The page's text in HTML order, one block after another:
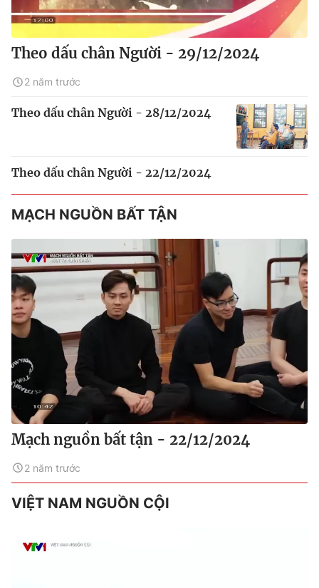
Theo dấu chân Người - 29/12/2024
2 năm trước
Theo dấu chân Người - 28/12/2024
Theo dấu chân Người - 22/12/2024
MẠCH NGUỒN BẤT TẬN
Mạch nguồn bất tận - 22/12/2024
2 năm trước
VIỆT NAM NGUỒN CỘI